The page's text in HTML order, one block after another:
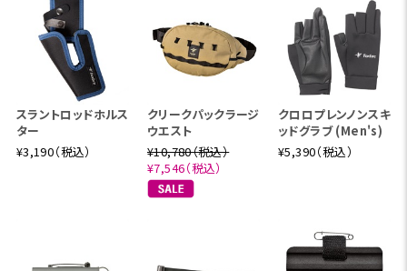
スラントロッドホルス
ター
¥3,190（税込）
クリークパックラージ
ウエスト
¥10,780（税込）
¥7,546（税込）
クロロプレンノンスキ
ッドグラブ (Men's)
¥5,390（税込）